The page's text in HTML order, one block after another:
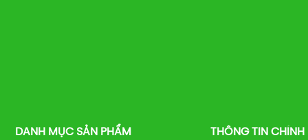
DANH MỤC SẢN PHẨM THÔNG TIN CHÍNH